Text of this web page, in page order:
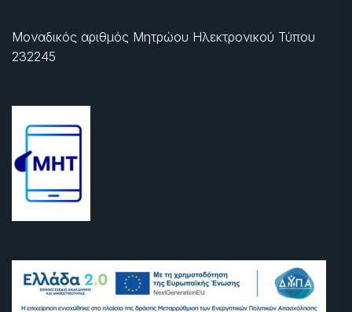
Μοναδικός αριθμός Μητρώου Ηλεκτρονικού Τύπου
232245